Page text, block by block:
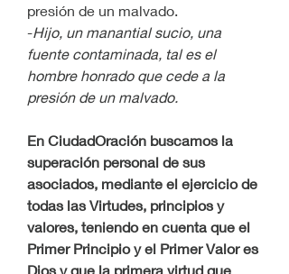
presión de un malvado.
-Hijo, un manantial sucio, una
fuente contaminada, tal es el
hombre honrado que cede a la
presión de un malvado.
En CiudadOración buscamos la
superación personal de sus
asociados, mediante el ejercicio de
todas las Virtudes, principios y
valores, teniendo en cuenta que el
Primer Principio y el Primer Valor es
Dios y que la primera virtud que